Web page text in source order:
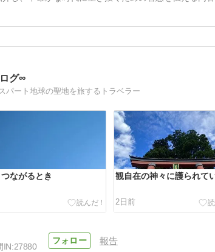
グ∞
パート地球の聖地を旅するトラベラー
ながるとき 観自在の神々に護られて
2日前
IN:27880
報告